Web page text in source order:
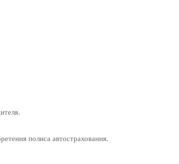
полиса автострахования.